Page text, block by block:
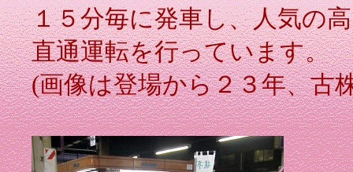
１５分毎に発車し、人気の
直通運転を行っています。
(画像は登場から２３年、古